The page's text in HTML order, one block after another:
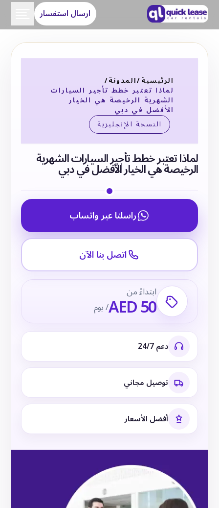
ارسال استفسار
الرئيسية/المدونة/
لماذا تعتبر خطط تأجير السيارات
الشهرية الرخيصة هي الخيار
الأفضل في دبي
النسخة الإنجليزية
لماذا تعتبر خطط تأجير السيارات الشهرية
الرخيصة هي الخيار الأفضل في دبي
راسلنا عبر واتساب
اتصل بنا الآن
ابتداءً من
AED 50/ يوم
دعم 24/7
توصيل مجاني
أفضل الأسعار